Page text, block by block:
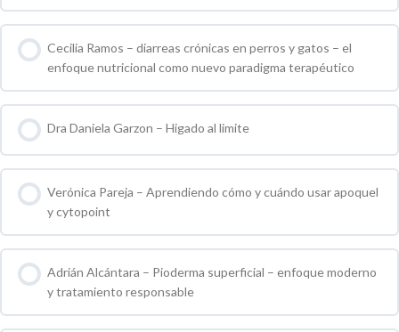
0 % COMPLETO 0 / 0 pasos
Cecilia Ramos – diarreas crónicas en perros y gatos – el
enfoque nutricional como nuevo paradigma terapéutico
0 % COMPLETO 0 / 0 pasos
Dra Daniela Garzon – Higado al limite
0 % COMPLETO 0 / 0 pasos
Verónica Pareja – Aprendiendo cómo y cuándo usar apoquel
y cytopoint
0 % COMPLETO 0 / 0 pasos
Adrián Alcántara – Pioderma superficial – enfoque moderno
y tratamiento responsable
0 % COMPLETO 0 / 0 pasos